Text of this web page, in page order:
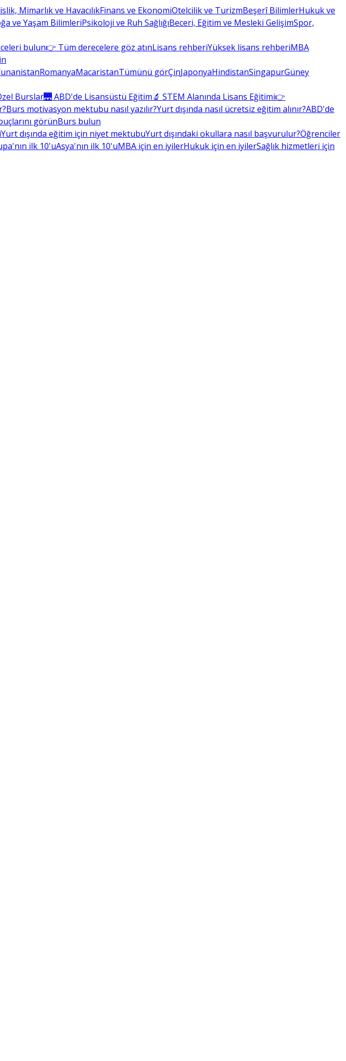
Mimarlık ve HavacılıkFinans ve EkonomiOtelcilik ve TurizmBeşerî BilimlerHukuk ve
ve Yaşam BilimleriPsikoloji ve Ruh SağlığıBeceri, Eğitim ve Mesleki GelişimSpor,
bulun👉 Tüm derecelere göz atınLisans rehberiYüksek lisans rehberiMBA
RomanyaMacaristanTümünü görÇinJaponyaHindistanSingapurGüney
Burslar🌉 ABD'de Lisansüstü Eğitim🔬 STEM Alanında Lisans Eğitimi👉
Burs motivasyon mektubu nasıl yazılır?Yurt dışında nasıl ücretsiz eğitim alınır?ABD'de
görünBurs bulun
Yurt dışında eğitim için niyet mektubuYurt dışındaki okullara nasıl başvurulur?Öğrenciler
ilk 10'uAsya'nın ilk 10'uMBA için en iyilerHukuk için en iyilerSağlık hizmetleri için